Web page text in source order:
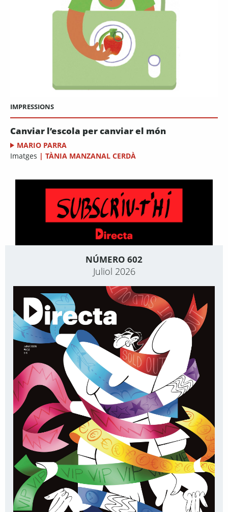
IMPRESSIONS
Canviar l’escola per canviar el món
MARIO PARRA
Imatges | TÀNIA MANZANAL CERDÀ
NÚMERO 602
Juliol 2026